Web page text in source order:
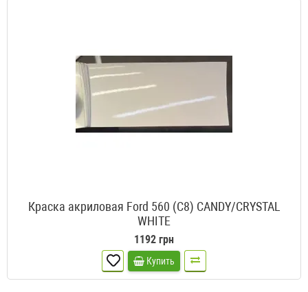
Краска акриловая Ford 560 (C8) CANDY/CRYSTAL
WHITE
1192 грн
Купить